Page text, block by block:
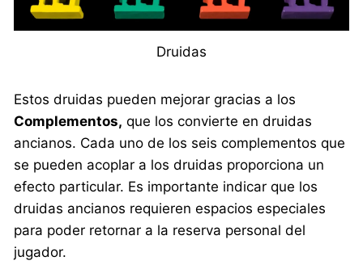
Druidas
Estos druidas pueden mejorar gracias a los
Complementos, que los convierte en druidas
ancianos. Cada uno de los seis complementos que
se pueden acoplar a los druidas proporciona un
efecto particular. Es importante indicar que los
druidas ancianos requieren espacios especiales
para poder retornar a la reserva personal del
jugador.